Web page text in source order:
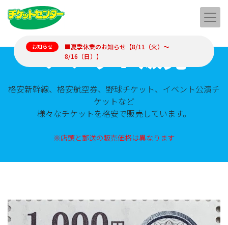
お知らせ
■夏季休業のお知らせ【8/11（火）～
8/16（日）】
チケット販売
格安新幹線、格安航空券、野球チケット、イベント公演チ
ケットなど
様々なチケットを格安で販売しています。
※店頭と郵送の販売価格は異なります